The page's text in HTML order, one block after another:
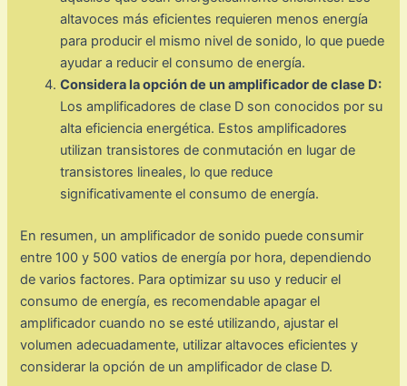
altavoces más eficientes requieren menos energía
para producir el mismo nivel de sonido, lo que puede
ayudar a reducir el consumo de energía.
Considera la opción de un amplificador de clase D:
Los amplificadores de clase D son conocidos por su
alta eficiencia energética. Estos amplificadores
utilizan transistores de conmutación en lugar de
transistores lineales, lo que reduce
significativamente el consumo de energía.
En resumen, un amplificador de sonido puede consumir
entre 100 y 500 vatios de energía por hora, dependiendo
de varios factores. Para optimizar su uso y reducir el
consumo de energía, es recomendable apagar el
amplificador cuando no se esté utilizando, ajustar el
volumen adecuadamente, utilizar altavoces eficientes y
considerar la opción de un amplificador de clase D.